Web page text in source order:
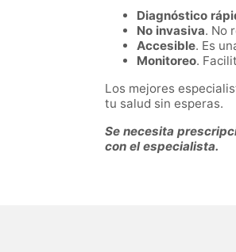
Diagnóstico
No invasiva. No
Accesible. Es
Monitoreo.
Los mejores
tu salud sin esperas.
Se necesita
con el especialista.